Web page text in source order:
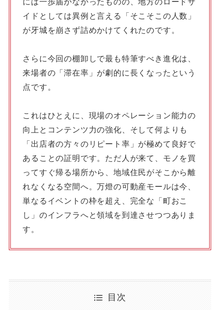
には一歩届かなかったものの、地方のロードサ
イドとしては異例と言える「そこそこの人数」
が牙城を崩さず詰めかけてくれたのです。
さらに今回の棚卸しで最も特筆すべき進化は、
来場者の「滞在率」が劇的に長くなったという
点です。
これはひとえに、現場のオペレーション能力の
向上とコンテンツ力の強化、そして何よりも
「出店者の方々のリピート率」が極めて良好で
あることの証明です。ただ人が来て、モノを買
ってすぐ帰る場所から、地域住民がそこから離
れなくなる空間へ。万燈の可動産モールは今、
単なるイベントの枠を超え、完全な「町おこ
し」のインフラへと領域を到達させつつありま
す。
目次